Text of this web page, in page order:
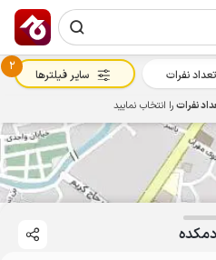
تعداد نفرات
2
سایر فیلترها
نفراترا انتخاب نمایید